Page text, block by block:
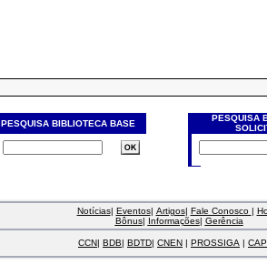
PESQUISA BIBLIOTECA BASE
PESQUISA
Notícias| Eventos| Artigos| Fale Conosco |
Bônus| Informações| Gerência
CCN| BDB| BDTD| CNEN | PROSSIGA |